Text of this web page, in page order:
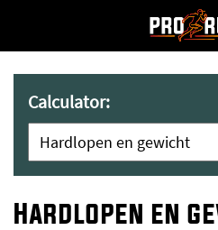
Calculator:
Hardlopen en